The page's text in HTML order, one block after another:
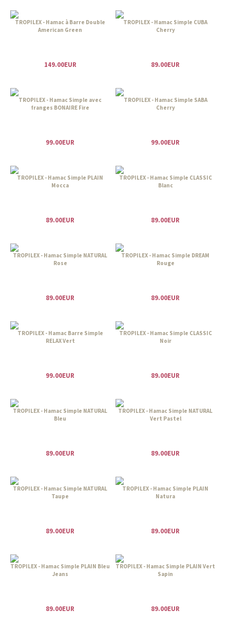
TROPILEX - Hamac à Barre Double
American Green
149.00EUR
TROPILEX - Hamac Simple CUBA
Cherry
89.00EUR
TROPILEX - Hamac Simple avec
franges BONAIRE Fire
99.00EUR
TROPILEX - Hamac Simple SABA
Cherry
99.00EUR
TROPILEX - Hamac Simple PLAIN
Mocca
89.00EUR
TROPILEX - Hamac Simple CLASSIC
Blanc
89.00EUR
TROPILEX - Hamac Simple NATURAL
Rose
89.00EUR
TROPILEX - Hamac Simple DREAM
Rouge
89.00EUR
TROPILEX - Hamac Barre Simple
RELAX Vert
99.00EUR
TROPILEX - Hamac Simple CLASSIC
Noir
89.00EUR
TROPILEX - Hamac Simple NATURAL
Bleu
89.00EUR
TROPILEX - Hamac Simple NATURAL
Vert Pastel
89.00EUR
TROPILEX - Hamac Simple NATURAL
Taupe
89.00EUR
TROPILEX - Hamac Simple PLAIN
Natura
89.00EUR
TROPILEX - Hamac Simple PLAIN Bleu
Jeans
89.00EUR
TROPILEX - Hamac Simple PLAIN Vert
Sapin
89.00EUR